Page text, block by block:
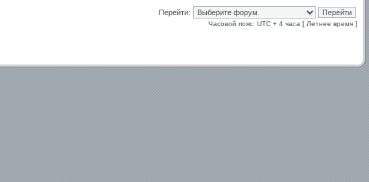
Перейти:
Часовой пояс: UTC + 4 часа [ Летнее время ]